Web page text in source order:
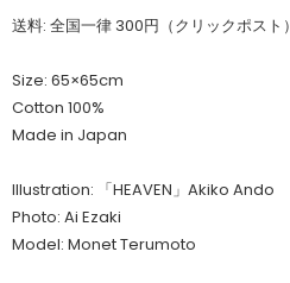
送料: 全国一律 300円（クリックポスト）
Size: 65×65cm
Cotton 100%
Made in Japan
Illustration: 「HEAVEN」 Akiko Ando
Photo: Ai Ezaki
Model: Monet Terumoto